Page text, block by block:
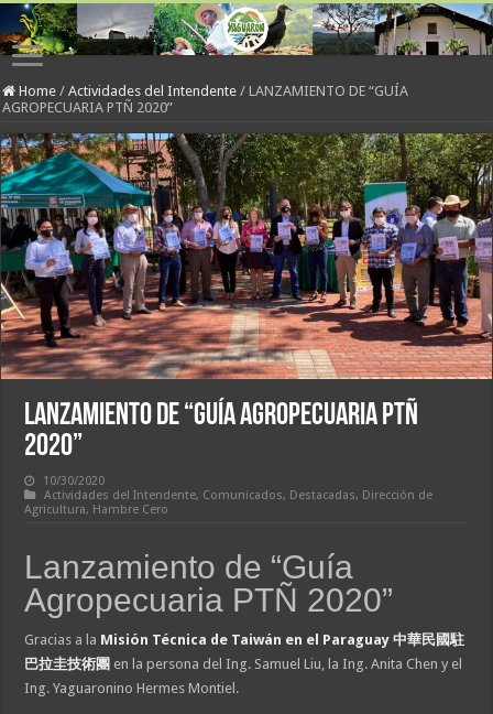
Home / Actividades del Intendente / LANZAMIENTO DE “GUÍA
AGROPECUARIA PTÑ 2020”
LANZAMIENTO DE “GUÍA AGROPECUARIA PTÑ
2020”
10/30/2020
Actividades del Intendente, Comunicados, Destacadas, Dirección de
Agricultura, Hambre Cero
Lanzamiento de “Guía
Agropecuaria PTÑ 2020”
Gracias a la Misión Técnica de Taiwán en el Paraguay 中華民國駐
巴拉圭技術團 en la persona del Ing. Samuel Liu, la Ing. Anita Chen y el
Ing. Yaguaronino Hermes Montiel.